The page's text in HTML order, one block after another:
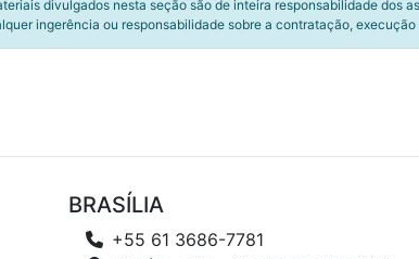
divulgados nesta seção são de inteira responsabilidade dos
ingerência ou responsabilidade sobre a contratação,
BRASÍLIA
+55 61 3686-7781